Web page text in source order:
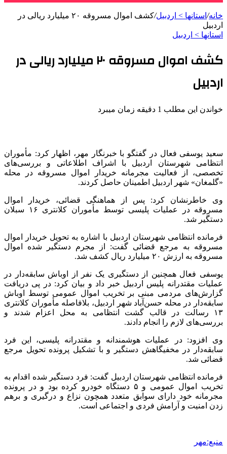
خانه/ استانها > اردبیل/
کشف اموال مسروقه ۲۰ میلیارد ریالی در
اردبیل
استانها > اردبیل
کشف اموال مسروقه ۲۰ میلیارد ریالی در
اردبیل
خواندن این مطلب 1 دقیقه زمان میبرد
سعید یوسفی فعال در گفتگو با خبرنگار مهر، اظهار کرد: مأموران
انتظامی شهرستان اردبیل با اشراف اطلاعاتی و بررسی‌های
تخصصی، از فعالیت مجرمانه خریدار اموال مسروقه در محله
«گلمغان» شهر اردبیل اطمینان حاصل کردند.
وی خاطرنشان کرد: پس از هماهنگی قضائی، خریدار اموال
مسروقه در عملیات پلیسی توسط مأموران کلانتری ۱۶ سبلان
دستگیر شد.
فرمانده انتظامی شهرستان اردبیل با اشاره به تحویل خریدار اموال
مسروقه به مرجع قضائی گفت: از مجرم دستگیر شده اموال
مسروقه به ارزش ۲۰ میلیارد ریال کشف شد.
یوسفی فعال همچنین از دستگیری یک نفر از اوباش سابقه‌دار در
عملیات مقتدرانه پلیس اردبیل خبر داد و بیان کرد: در پی دریافت
گزارش‌های مردمی مبنی بر تخریب اموال عمومی توسط اوباش
سابقه‌دار در محله حسن‌آباد شهر اردبیل، بلافاصله مأموران کلانتری
۱۳ رسالت در قالب گشت انتظامی به محل اعزام شدند و
بررسی‌های لازم را انجام دادند.
وی افزود: در عملیات هوشمندانه و مقتدرانه پلیسی، این فرد
سابقه‌دار در مخفیگاهش دستگیر و با تشکیل پرونده تحویل مرجع
قضائی شد.
فرمانده انتظامی شهرستان اردبیل گفت: فرد دستگیر شده اقدام به
تخریب اموال عمومی و ۵ دستگاه خودرو کرده بود و در پرونده
مجرمانه خود دارای سوابق متعدد همچون نزاع و درگیری و برهم
زدن امنیت و آرامش فردی و اجتماعی است.
منبع:مهر